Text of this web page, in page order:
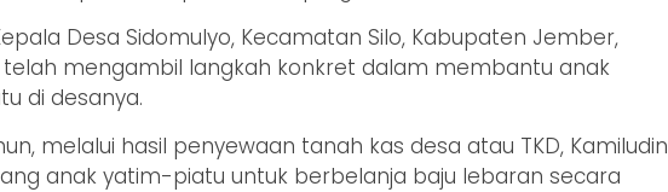
Desa Sidomulyo, Kecamatan Silo, Kabupaten Jember,
telah mengambil langkah konkret dalam membantu anak
di desanya.
melalui hasil penyewaan tanah kas desa atau TKD, Kamiludin
anak yatim-piatu untuk berbelanja baju lebaran secara